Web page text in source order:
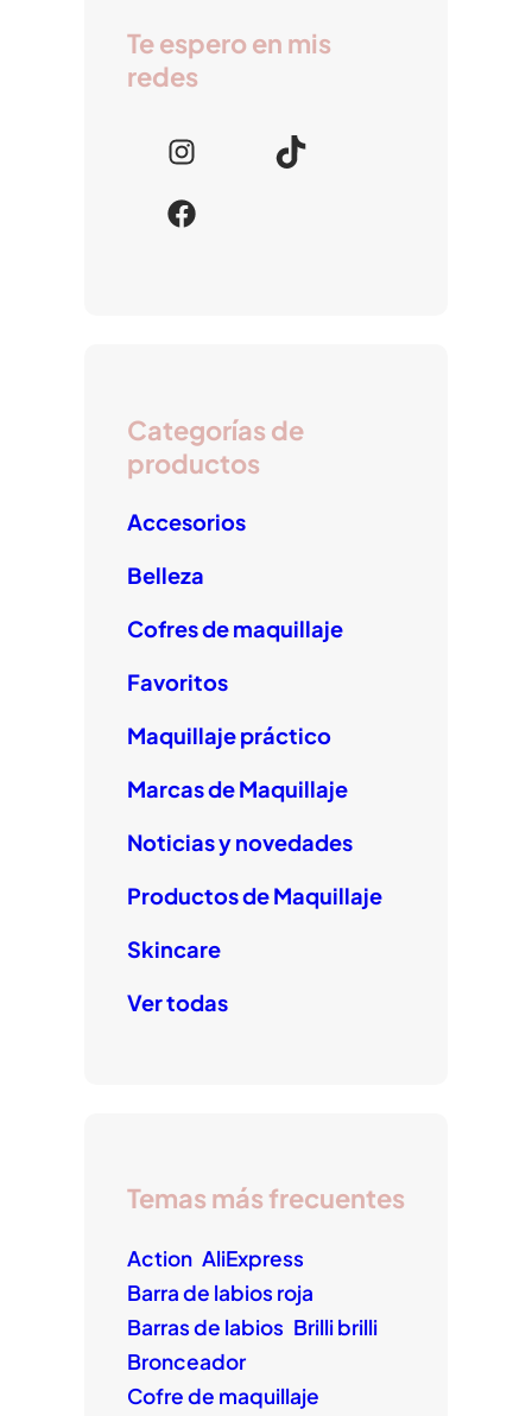
Te espero en mis
redes
I
n
s
m
T
F
o
k
Categorías de
productos
Accesorios
Belleza
Cofres de maquillaje
Favoritos
Maquillaje práctico
Marcas de Maquillaje
Noticias y novedades
Productos de Maquillaje
Skincare
Ver todas
Temas más frecuentes
Action AliExpress
Barra de labios roja
Barras de labios Brilli brilli
Bronceador
Cofre de maquillaje